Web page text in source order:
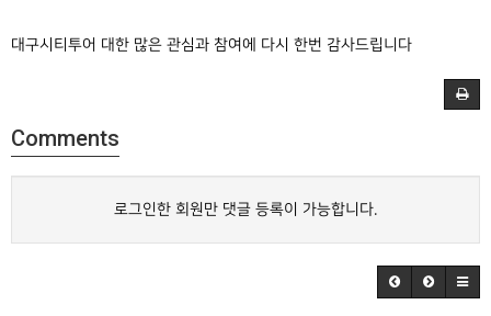
대구시티투어 대한 많은 관심과 참여에 다시 한번 감사드립니다
Comments
로그인한 회원만 댓글 등록이 가능합니다.